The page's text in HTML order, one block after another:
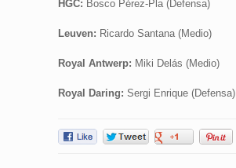
HGC: Bosco Pérez-Pla (Defensa)
Leuven: Ricardo Santana (Medio)
Royal Antwerp: Miki Delás (Medio)
Royal Daring: Sergi Enrique (Defensa)